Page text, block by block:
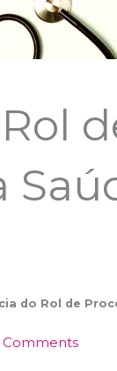
do Rol de
Comments